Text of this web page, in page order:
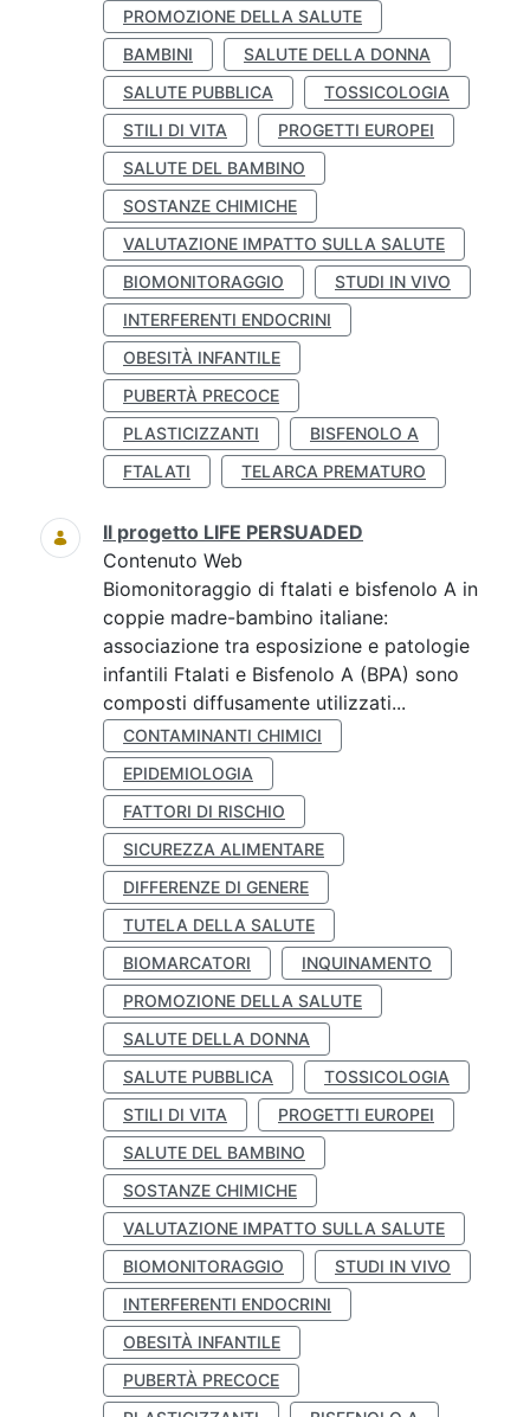
PROMOZIONE DELLA SALUTE
BAMBINI
SALUTE DELLA DONNA
SALUTE PUBBLICA
TOSSICOLOGIA
STILI DI VITA
PROGETTI EUROPEI
SALUTE DEL BAMBINO
SOSTANZE CHIMICHE
VALUTAZIONE IMPATTO SULLA SALUTE
BIOMONITORAGGIO
STUDI IN VIVO
INTERFERENTI ENDOCRINI
OBESITÀ INFANTILE
PUBERTÀ PRECOCE
PLASTICIZZANTI
BISFENOLO A
FTALATI
TELARCA PREMATURO
Il progetto LIFE PERSUADED
Contenuto Web
Biomonitoraggio di ftalati e bisfenolo A in
coppie madre-bambino italiane:
associazione tra esposizione e patologie
infantili Ftalati e Bisfenolo A (BPA) sono
composti diffusamente utilizzati...
CONTAMINANTI CHIMICI
EPIDEMIOLOGIA
FATTORI DI RISCHIO
SICUREZZA ALIMENTARE
DIFFERENZE DI GENERE
TUTELA DELLA SALUTE
BIOMARCATORI
INQUINAMENTO
PROMOZIONE DELLA SALUTE
SALUTE DELLA DONNA
SALUTE PUBBLICA
TOSSICOLOGIA
STILI DI VITA
PROGETTI EUROPEI
SALUTE DEL BAMBINO
SOSTANZE CHIMICHE
VALUTAZIONE IMPATTO SULLA SALUTE
BIOMONITORAGGIO
STUDI IN VIVO
INTERFERENTI ENDOCRINI
OBESITÀ INFANTILE
PUBERTÀ PRECOCE